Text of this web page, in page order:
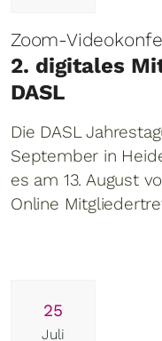
Zoom-
2. digitales
DASL
Die DASL
September in
es am 13. August
Online
25
Juli